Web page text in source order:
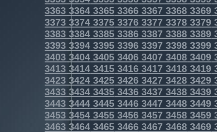
3363 3364 3365 3366 3367 3368 3369
3373 3374 3375 3376 3377 3378 3379
3383 3384 3385 3386 3387 3388 3389
3393 3394 3395 3396 3397 3398 3399
3403 3404 3405 3406 3407 3408 3409
3413 3414 3415 3416 3417 3418 3419
3423 3424 3425 3426 3427 3428 3429
3433 3434 3435 3436 3437 3438 3439
3443 3444 3445 3446 3447 3448 3449
3453 3454 3455 3456 3457 3458 3459
3463 3464 3465 3466 3467 3468 3469